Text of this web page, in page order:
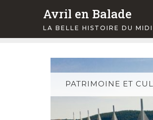
Avril en Balade
LA BELLE HISTOIRE DU MIDI
PATRIMOINE ET